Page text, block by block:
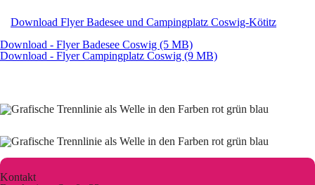
Download Flyer Badesee und Campingplatz Coswig-Kötitz
Download - Flyer Badesee Coswig (5 MB)
Download - Flyer Campingplatz Coswig (9 MB)
Kontakt